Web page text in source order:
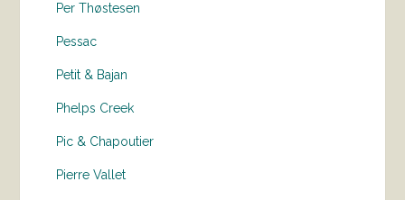
Per Thøstesen
Pessac
Petit & Bajan
Phelps Creek
Pic & Chapoutier
Pierre Vallet